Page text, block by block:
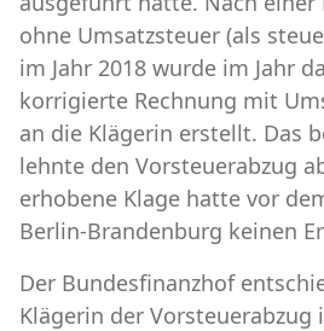
ohne Umsatzsteuer (als
im Jahr 2018 wurde im Jahr
korrigierte Rechnung mit
an die Klägerin erstellt. Das
lehnte den Vorsteuerabzug
erhobene Klage hatte vor
Berlin-Brandenburg keinen
Der Bundesfinanzhof
Klägerin der Vorsteuerabzug